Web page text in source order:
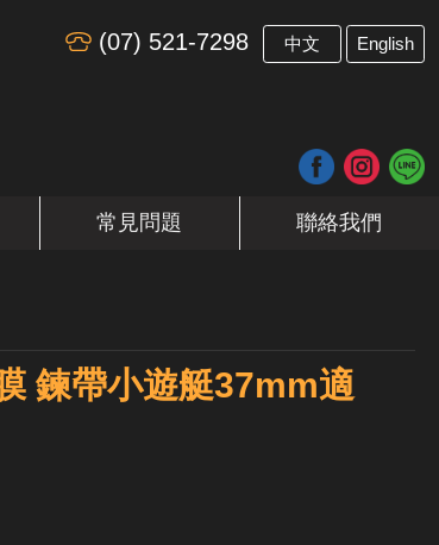
(07) 521-7298 中文 English
常見問題 聯絡我們
鍊帶小遊艇37mm適